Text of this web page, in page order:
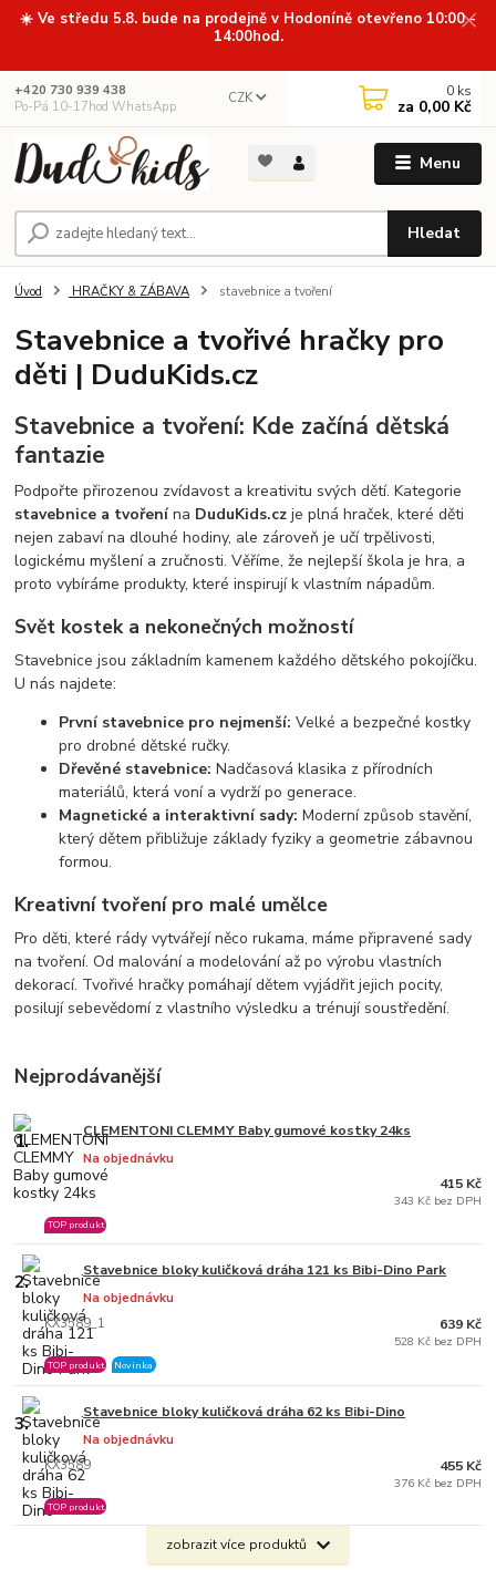
☀️ Ve středu 5.8. bude na prodejně v Hodoníně otevřeno 10:00 -
14:00hod.
Menu
CZK
Hledat
+420 730 939 438
Po-Pá 10-17hod WhatsApp
0 ks
za 0,00 Kč
Úvod HRAČKY & ZÁBAVA stavebnice a tvoření
Stavebnice a tvořivé hračky pro
děti | DuduKids.cz
Stavebnice a tvoření: Kde začíná dětská
fantazie
Podpořte přirozenou zvídavost a kreativitu svých dětí. Kategorie
stavebnice a tvořenína DuduKids.cz je plná hraček, které děti
nejen zabaví na dlouhé hodiny, ale zároveň je učí trpělivosti,
logickému myšlení a zručnosti. Věříme, že nejlepší škola je hra, a
proto vybíráme produkty, které inspirují k vlastním nápadům.
Svět kostek a nekonečných možností
Stavebnice jsou základním kamenem každého dětského pokojíčku.
U nás najdete:
První stavebnice pro nejmenší: Velké a bezpečné kostky
pro drobné dětské ručky.
Dřevěné stavebnice: Nadčasová klasika z přírodních
materiálů, která voní a vydrží po generace.
Magnetické a interaktivní sady: Moderní způsob stavění,
který dětem přibližuje základy fyziky a geometrie zábavnou
formou.
Kreativní tvoření pro malé umělce
Pro děti, které rády vytvářejí něco rukama, máme připravené sady
na tvoření. Od malování a modelování až po výrobu vlastních
dekorací. Tvořivé hračky pomáhají dětem vyjádřit jejich pocity,
posilují sebevědomí z vlastního výsledku a trénují soustředění.
Nejprodávanější
1. CLEMENTONI CLEMMY Baby gumové kostky 24ks
Na objednávku
TOP produkt
415 Kč
343 Kč bez DPH
2. Stavebnice bloky kuličková dráha 121 ks Bibi-Dino Park
KX3589_1
Na objednávku
TOP produkt Novinka
639 Kč
528 Kč bez DPH
3. Stavebnice bloky kuličková dráha 62 ks Bibi-Dino
KX3589
Na objednávku
TOP produkt
455 Kč
376 Kč bez DPH
zobrazit více produktů